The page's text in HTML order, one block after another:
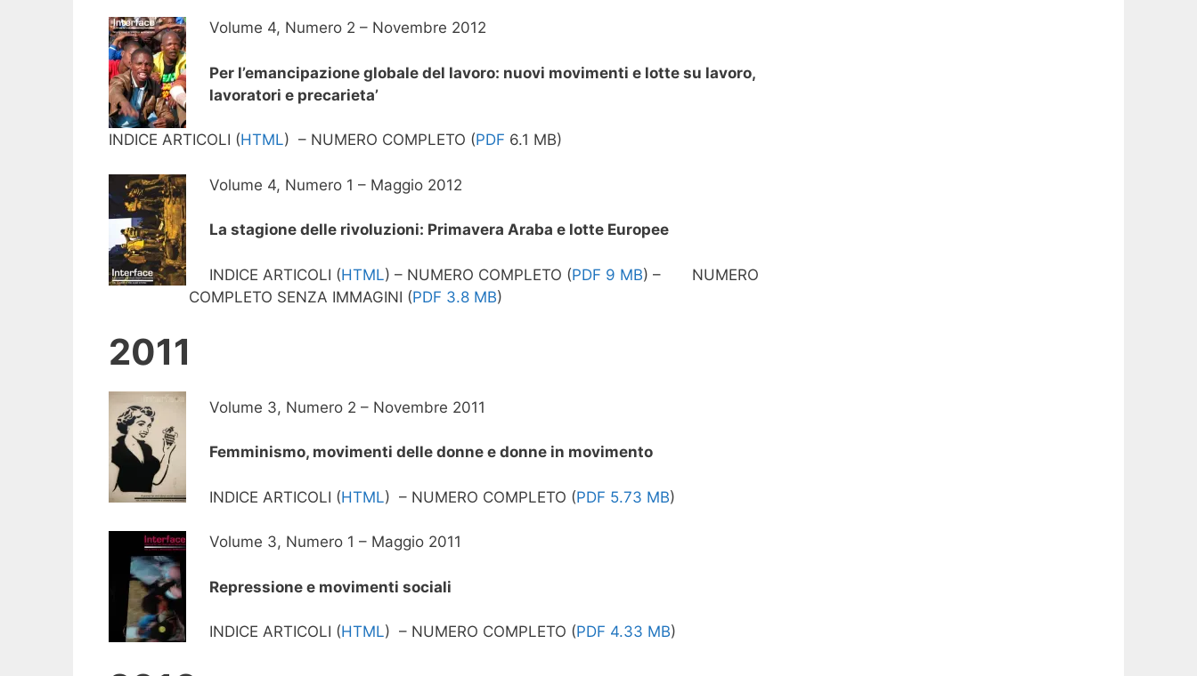
Volume 4, Numero 2 – Novembre 2012
Per l’emancipazione globale del lavoro: nuovi movimenti e lotte su lavoro,
lavoratori e precarieta’
INDICE ARTICOLI (HTML) – NUMERO COMPLETO (PDF 6.1 MB)
Volume 4, Numero 1 – Maggio 2012
La stagione delle rivoluzioni: Primavera Araba e lotte Europee
INDICE ARTICOLI (HTML) – NUMERO COMPLETO (PDF 9 MB) – NUMERO
COMPLETO SENZA IMMAGINI (PDF 3.8 MB)
2011
Volume 3, Numero 2 – Novembre 2011
Femminismo, movimenti delle donne e donne in movimento
INDICE ARTICOLI (HTML) – NUMERO COMPLETO (PDF 5.73 MB)
Volume 3, Numero 1 – Maggio 2011
Repressione e movimenti sociali
INDICE ARTICOLI (HTML) – NUMERO COMPLETO (PDF 4.33 MB)